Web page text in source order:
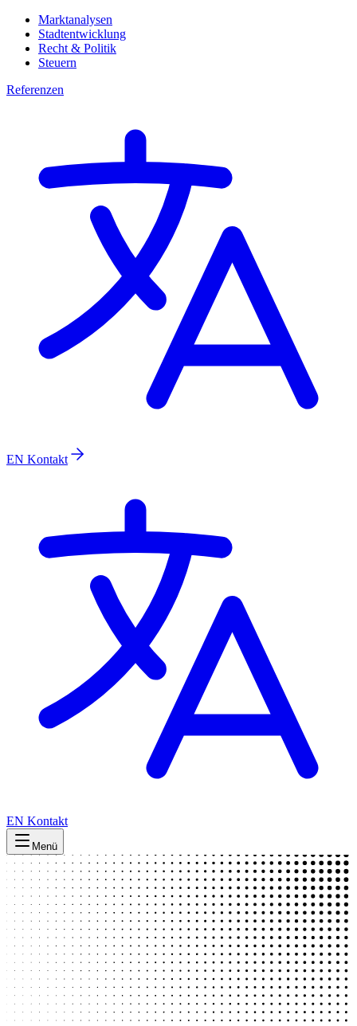
Marktanalysen
Stadtentwicklung
Recht & Politik
Steuern
Referenzen
EN Kontakt
EN Kontakt
Menü